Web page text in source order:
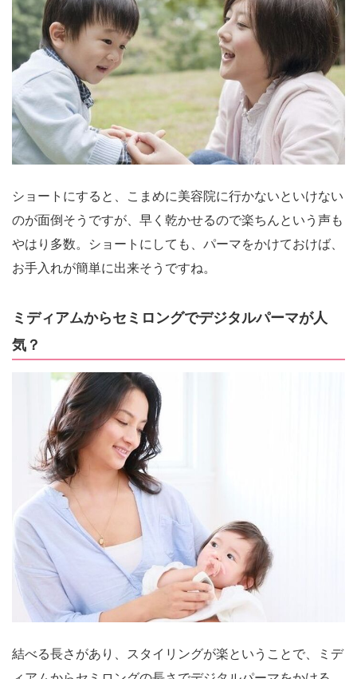
ショートにすると、こまめに美容院に行かないといけない
のが面倒そうですが、早く乾かせるので楽ちんという声も
やはり多数。ショートにしても、パーマをかけておけば、
お手入れが簡単に出来そうですね。
ミディアムからセミロングでデジタルパーマが人
気？
結べる長さがあり、スタイリングが楽ということで、ミデ